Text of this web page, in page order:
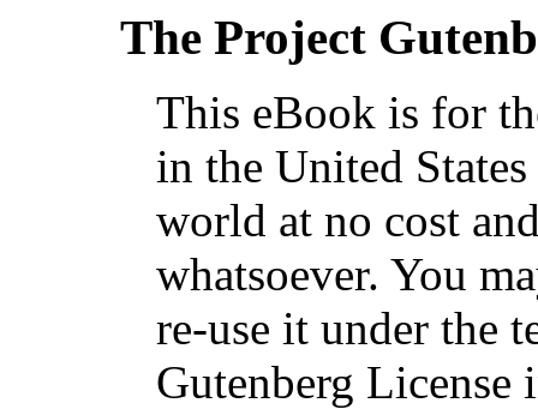
The Project
This eBook is for
in the United
world at no cost
whatsoever. You
re-use it under the
Gutenberg